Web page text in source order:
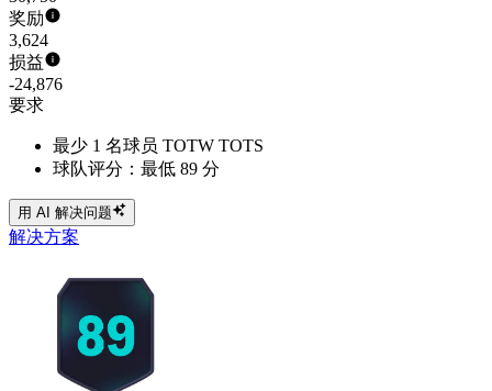
奖励
3,624
损益
-24,876
要求
最少 1 名球员 TOTW TOTS
球队评分：最低 89 分
用 AI 解决问题
解决方案